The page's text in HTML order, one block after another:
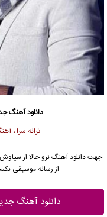
دانلود آهنگ
ترانه سرا ،
جهت دانلود آهنگ نرو حالا از
از رسانه موسیقی
دانلود آهنگ